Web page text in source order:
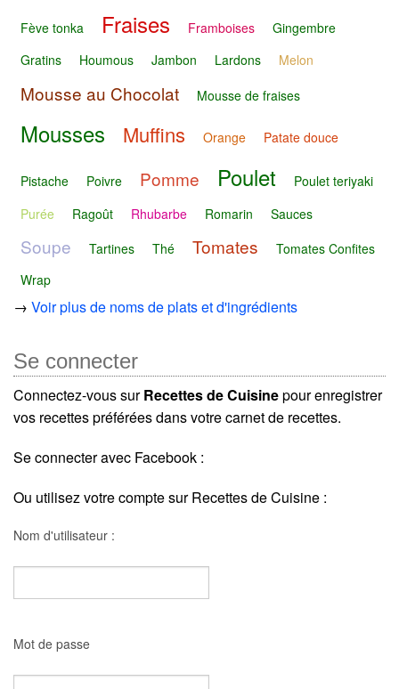
Fève tonka Fraises Framboises
Gingembre
Gratins
Houmous Jambon Lardons Melon
Mousse au Chocolat Mousse de fraises
Mousses Muffins Orange Patate douce
Pistache Poivre Pomme Poulet
Poulet teriyaki
Purée
Ragoût Rhubarbe Romarin Sauces
Soupe Tartines Thé Tomates
Tomates Confites
Wrap
→ Voir plus de noms de plats et d'ingrédients
Se connecter
Connectez-vous surRecettes de Cuisinepour enregistrer
vos recettes préférées dans votre carnet de recettes.
Se connecter avec Facebook :
Ou utilisez votre compte sur Recettes de Cuisine :
Nom d'utilisateur :
Mot de passe